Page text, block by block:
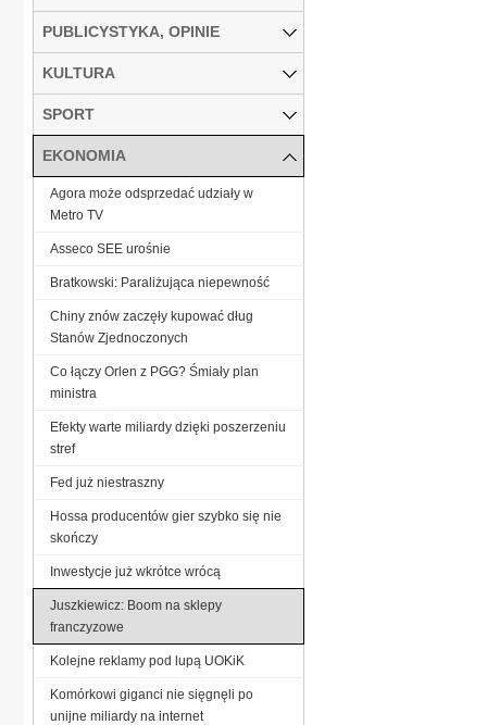
PUBLICYSTYKA, OPINIE
KULTURA
SPORT
EKONOMIA
Agora może odsprzedać udziały w
Metro TV
Asseco SEE urośnie
Bratkowski: Paraliżująca niepewność
Chiny znów zaczęły kupować dług
Stanów Zjednoczonych
Co łączy Orlen z PGG? Śmiały plan
ministra
Efekty warte miliardy dzięki poszerzeniu
stref
Fed już niestraszny
Hossa producentów gier szybko się nie
skończy
Inwestycje już wkrótce wrócą
Juszkiewicz: Boom na sklepy
franczyzowe
Kolejne reklamy pod lupą UOKiK
Komórkowi giganci nie sięgnęli po
unijne miliardy na internet